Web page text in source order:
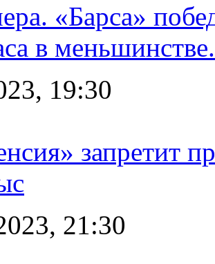
«Барса»
в
19:30
запретит
21:30